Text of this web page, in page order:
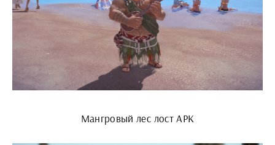
Мангровый лес лост АРК